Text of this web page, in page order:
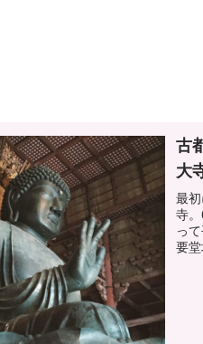
古
大
最
寺
っ
要